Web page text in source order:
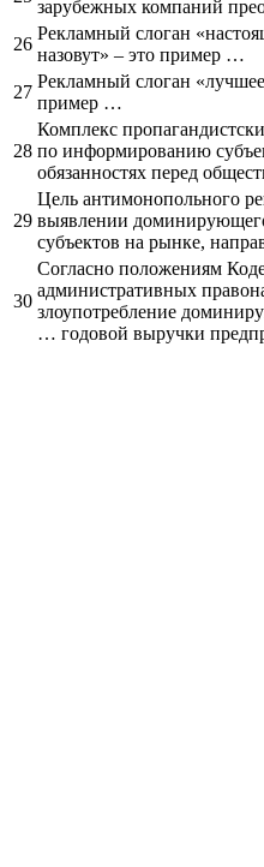
зарубежных компаний
26
Рекламный слоган
назовут» – это пример …
27
Рекламный слоган
пример …
28
Комплекс
по информированию
обязанностях перед
29
Цель антимонопольного
выявлении
субъектов на рынке,
30
Согласно положениям
административных
злоупотребление
… годовой выручки